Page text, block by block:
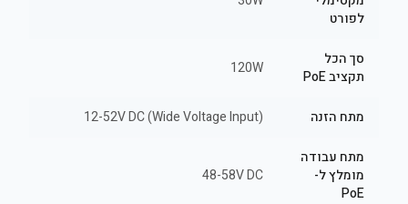
לפורט
סך הכל
תקציב PoE
120W
מתח הזנה 12-52V DC (Wide Voltage Input)
מתח עבודה
מומלץ ל-
PoE
48-58V DC